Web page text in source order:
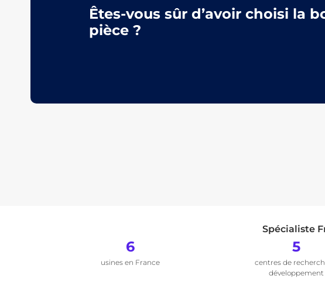
Êtes-vous sûr d’avoir choisi la
pièce ?
Spécialiste
6
usines en France
5
centres de
développement